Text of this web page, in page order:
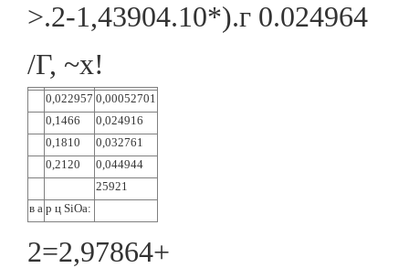
>.2-1,43904.10*).г 0.024964
/Г, ~х!
0,022957 0,00052701
0,1466
0,024916
0,1810
0,032761
0,2120
0,044944
25921
в а р ц SiOa:
2=2,97864+